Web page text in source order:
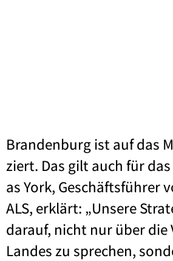
Bran­den­burg ist auf das
ziert. Das gilt auch für
as York, Geschäfts­füh­rer
ALS, erklärt: „Unse­re
dar­auf, nicht nur über die
Lan­des zu spre­chen,